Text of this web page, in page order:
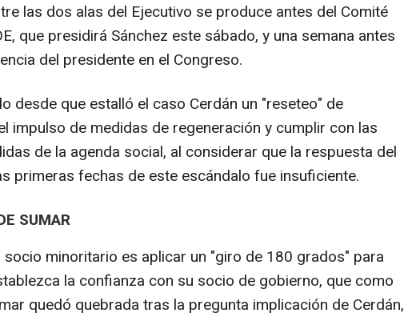
las dos alas del Ejecutivo se produce antes del Comité
que presidirá Sánchez este sábado, y una semana antes
del presidente en el Congreso.
desde que estalló el caso Cerdán un "reseteo" de
impulso de medidas de regeneración y cumplir con las
de la agenda social, al considerar que la respuesta del
primeras fechas de este escándalo fue insuficiente.
SUMAR
socio minoritario es aplicar un "giro de 180 grados" para
la confianza con su socio de gobierno, que como
quedó quebrada tras la pregunta implicación de Cerdán,